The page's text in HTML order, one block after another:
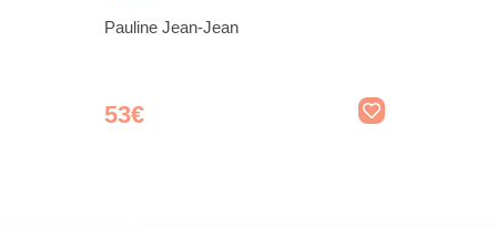
Pauline Jean-Jean
53€